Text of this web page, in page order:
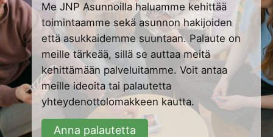
Me JNP Asunnoilla haluamme kehittää
toimintaamme sekä asunnon hakijoiden
että asukkaidemme suuntaan. Palaute on
meille tärkeää, sillä se auttaa meitä
kehittämään palveluitamme. Voit antaa
meille ideoita tai palautetta
yhteydenottolomakkeen kautta.
Anna palautetta